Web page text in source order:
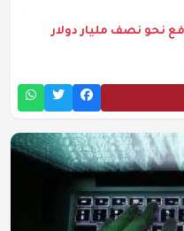
نحو نصف مليار دولار